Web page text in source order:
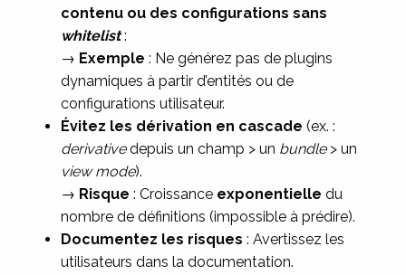
contenu ou des configurations sans
whitelist:
→ Exemple : Ne générez pas de plugins
dynamiques à partir d’entités ou de
configurations utilisateur.
Évitez les dérivation en cascade (ex. :
derivativedepuis un champ > un bundle> un
view mode).
→ Risque : Croissance exponentielle du
nombre de définitions (impossible à prédire).
Documentez les risques : Avertissez les
utilisateurs dans la documentation.